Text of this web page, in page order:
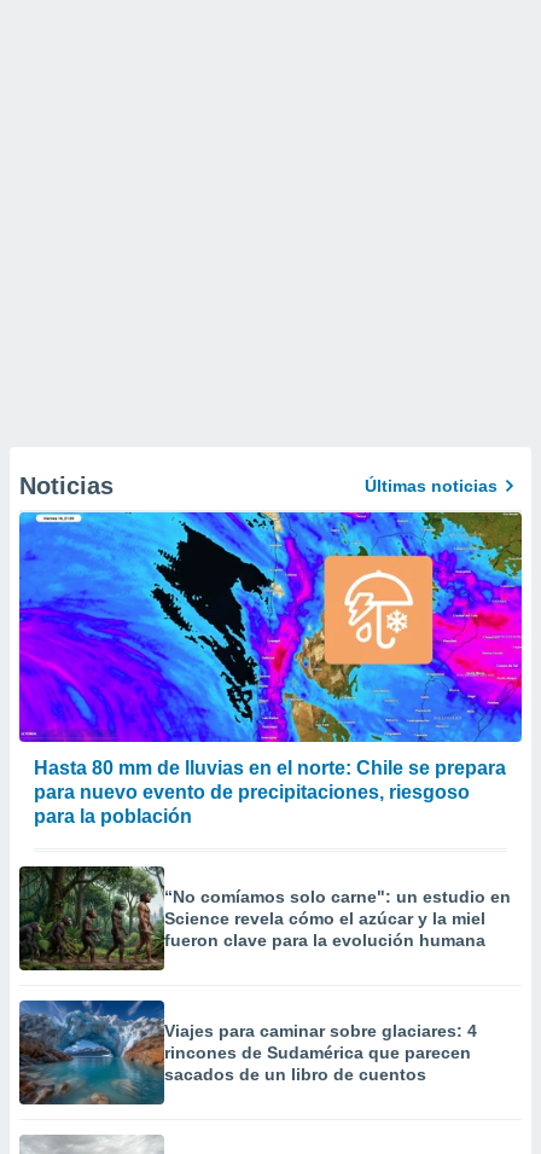
Noticias Últimas noticias
Hasta 80 mm de lluvias en el norte: Chile se prepara
para nuevo evento de precipitaciones, riesgoso
para la población
“No comíamos solo carne": un estudio en
Science revela cómo el azúcar y la miel
fueron clave para la evolución humana
Viajes para caminar sobre glaciares: 4
rincones de Sudamérica que parecen
sacados de un libro de cuentos